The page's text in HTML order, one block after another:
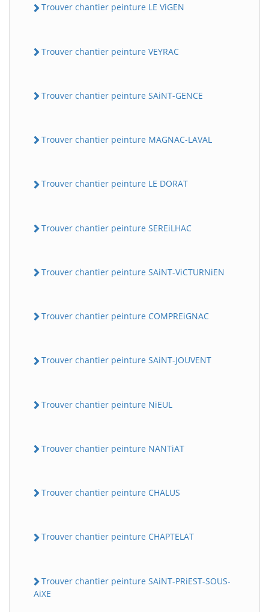
Trouver chantier peinture LE ViGEN
Trouver chantier peinture VEYRAC
Trouver chantier peinture SAiNT-GENCE
Trouver chantier peinture MAGNAC-LAVAL
Trouver chantier peinture LE DORAT
Trouver chantier peinture SEREiLHAC
Trouver chantier peinture SAiNT-ViCTURNiEN
Trouver chantier peinture COMPREiGNAC
Trouver chantier peinture SAiNT-JOUVENT
Trouver chantier peinture NiEUL
Trouver chantier peinture NANTiAT
Trouver chantier peinture CHALUS
Trouver chantier peinture CHAPTELAT
Trouver chantier peinture SAiNT-PRiEST-SOUS-
AiXE